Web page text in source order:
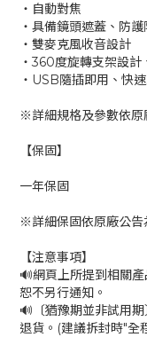
‧自動對焦
‧具備鏡頭遮蓋、防
‧雙麥克風收音設計
‧360度旋轉支架設計
‧USB隨插即用、快速
※詳細規格及參數依原
【保固】
一年保固
※詳細保固依原廠公告
【注意事項】
🔊網頁上所提到相關
恕不另行通知。
🔊〔猶豫期並非試用
退貨。(建議拆封時"全